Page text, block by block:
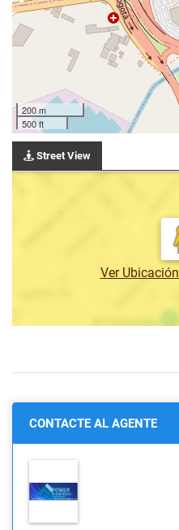
200 m
500 ft
Street View
Ver Ubicación
CONTACTE AL AGENTE